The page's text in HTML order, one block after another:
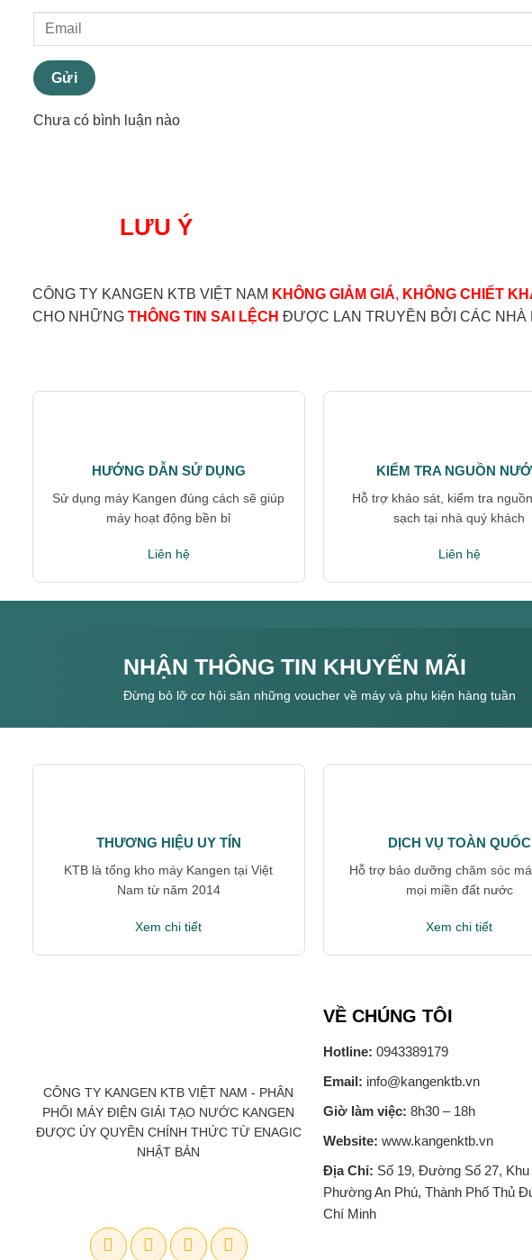
Gửi
Chưa có bình luận nào
LƯU Ý
CÔNG TY KANGEN KTB VIỆT NAM KHÔNG GIẢM GIÁ, KHÔNG CHIẾT
CHO NHỮNG THÔNG TIN SAI LỆCH ĐƯỢC LAN TRUYỀN BỞI CÁC NHÀ
HƯỚNG DẪN SỬ DỤNG
Sử dụng máy Kangen đúng cách sẽ giúp
máy hoạt động bền bỉ
Liên hệ
KIỂM TRA NGUỒN
Hỗ trợ khảo sát, kiểm tra
sạch tại nhà quý khách
Liên hệ
NHẬN THÔNG TIN KHUYẾN MÃI
Đừng bỏ lỡ cơ hội săn những voucher về máy và phụ kiện hàng tuần
THƯƠNG HIỆU UY TÍN
KTB là tổng kho máy Kangen tại Việt
Nam từ năm 2014
Xem chi tiết
DỊCH VỤ TOÀN QUỐC
Hỗ trợ bảo dưỡng chăm sóc
mọi miền đất nước
Xem chi tiết
CÔNG TY KANGEN KTB VIỆT NAM - PHÂN
PHỐI MÁY ĐIỆN GIẢI TẠO NƯỚC KANGEN
ĐƯỢC ỦY QUYỀN CHÍNH THỨC TỪ ENAGIC
NHẬT BẢN
VỀ CHÚNG TÔI
Hotline: 0943389179
Email: info@kangenktb.vn
Giờ làm việc: 8h30 – 18h
Website: www.kangenktb.vn
Địa Chỉ: Số 19, Đường Số 27, Khu
Phường An Phú, Thành Phố Thủ
Chí Minh